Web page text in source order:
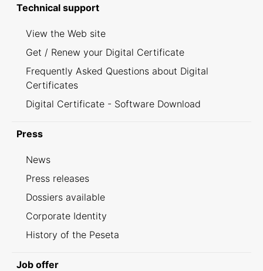
Technical support
View the Web site
Get / Renew your Digital Certificate
Frequently Asked Questions about Digital
Certificates
Digital Certificate - Software Download
Press
News
Press releases
Dossiers available
Corporate Identity
History of the Peseta
Job offer